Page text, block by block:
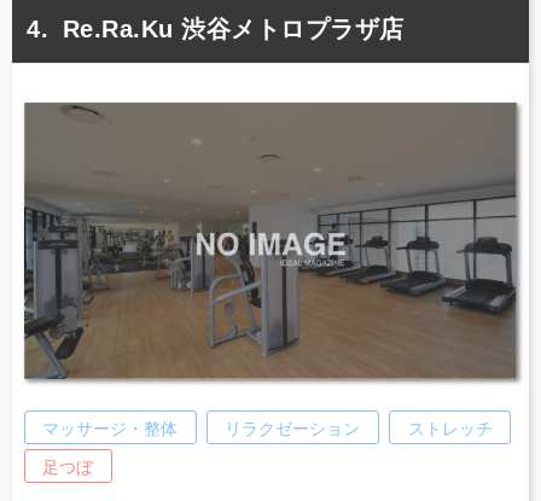
Re.Ra.Ku 渋谷メトロプラザ店
マッサージ・整体 リラクゼーション ストレッチ
足つぼ